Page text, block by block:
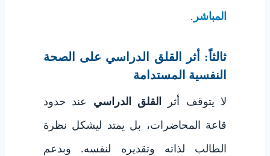
المباشر .
ثالثاً: أثر القلق الدراسي على الصحة
النفسية المستدامة
لا يتوقف أثر القلق الدراسي عند حدود
قاعة المحاضرات، بل يمتد ليشكل نظرة
الطالب لذاته وتقديره لنفسه. وبدعم